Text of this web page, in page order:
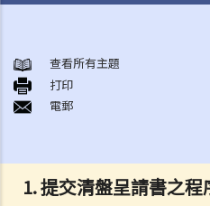
1. 提交清盤呈請書之程
A. 破產訴訟簡介
B. 問與答
1. 破產訴訟是否只可以由債權人提出
2. 破產管理署之主要職責是甚麼？
3.我可否於破產管理署找到某人之破
查看所有主題
打印
電郵